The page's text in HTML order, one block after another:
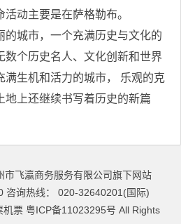
动主要是在萨格勒布。
城市，一个充满历史与文化的
数个历史名人、文化创新和世界
满生机和活力的城市， 乐观的克
地上还继续书写着历史的新篇
市飞瀛商务服务有限公司旗下网站
咨询热线： 020-32640201(国际)
机票 粤ICP备11023295号 All Rights